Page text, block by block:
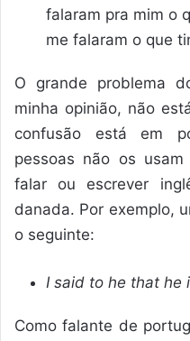
falaram pra mim o
me falaram o que
O grande problema
minha opinião, não
confusão está em
pessoas não os
falar ou escrever
danada. Por exemplo,
o seguinte:
I said to he that he
Como falante de